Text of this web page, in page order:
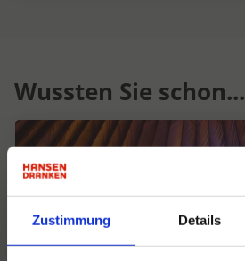
Zustimmung Details
Wussten Sie schon...